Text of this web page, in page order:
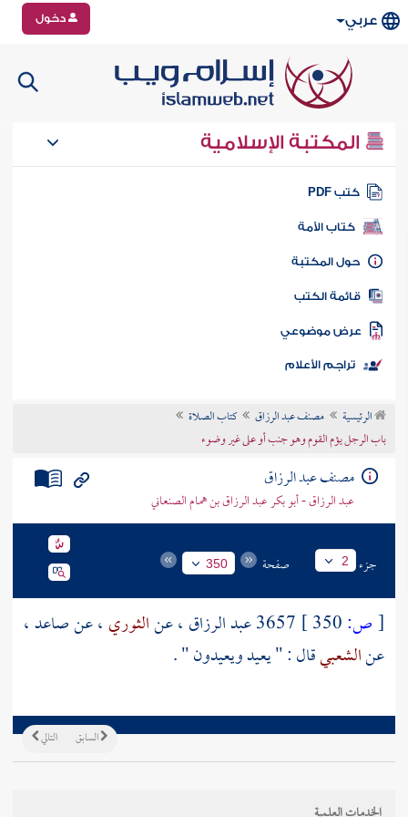
عربي دخول
المكتبة الإسلامية
كتب PDF
كتاب الأمة
المكتبة
الكتب
موضوعي
تراجم الأعلام
الرئيسية مصنف عبد الرزاق
كتاب الصلاة
باب الرجل يؤم القوم وهو جنب أو على غير وضوء
مصنف عبد الرزاق
عبد الرزاق - أبو بكر عبد الرزاق بن همام الصنعاني
جزء 2 صفحة 350
[ص: 3657عبد الرزاق ، عنالثوري ، عنصاعد،
عنالشعبيقال : " يعيد ويعيدون " .
التالي السابق